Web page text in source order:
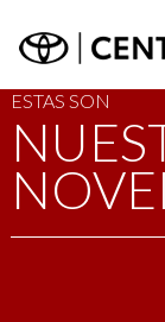
ESTAS SON